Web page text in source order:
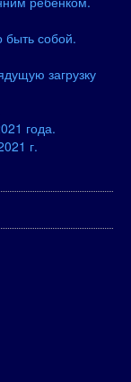
собой.
загрузку
года.
г.